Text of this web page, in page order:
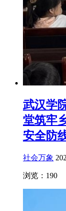
武汉学
堂筑牢
安全防
社会万象
浏览：190